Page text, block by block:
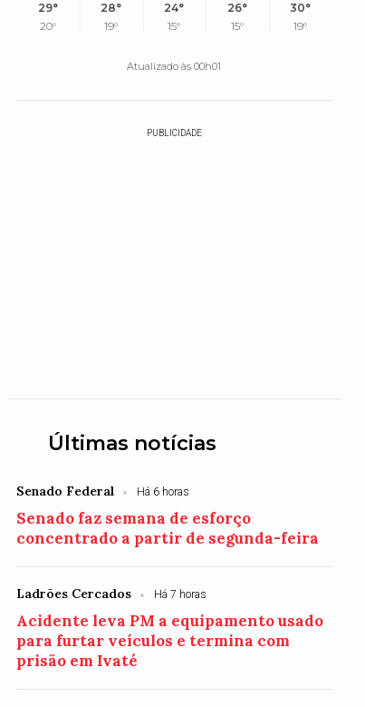
29°
20°
28°
19°
24°
15°
26°
15°
30°
19°
Atualizado às 00h01
PUBLICIDADE
Últimas notícias
Senado Federal Há 6 horas
Senado faz semana de esforço
concentrado a partir de segunda-feira
Ladrões Cercados Há 7 horas
Acidente leva PM a equipamento usado
para furtar veículos e termina com
prisão em Ivaté